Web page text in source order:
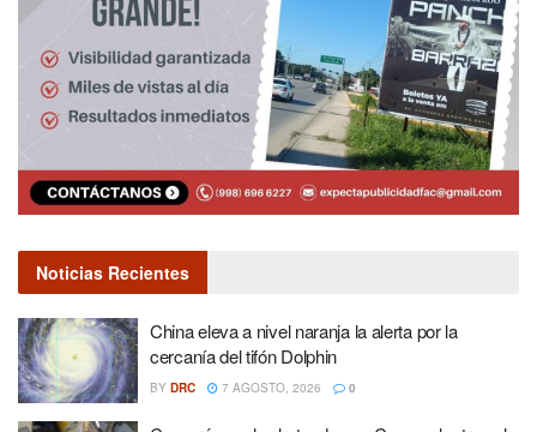
Noticias Recientes
China eleva a nivel naranja la alerta por la
cercanía del tifón Dolphin
BY DRC 7 AGOSTO, 2026 0